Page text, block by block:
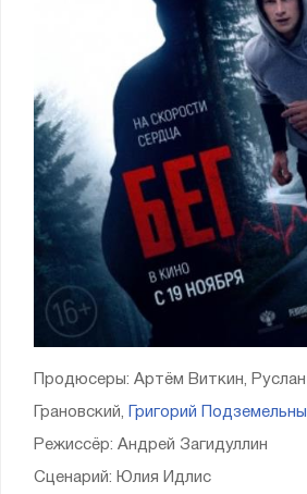
Продюсеры: Артём Виткин,
Грановский, Григорий
Режиссёр: Андрей Загидуллин
Сценарий: Юлия Идлис